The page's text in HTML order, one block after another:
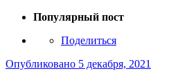
Популярный пост
Поделиться
Опубликовано 5 декабря, 2021